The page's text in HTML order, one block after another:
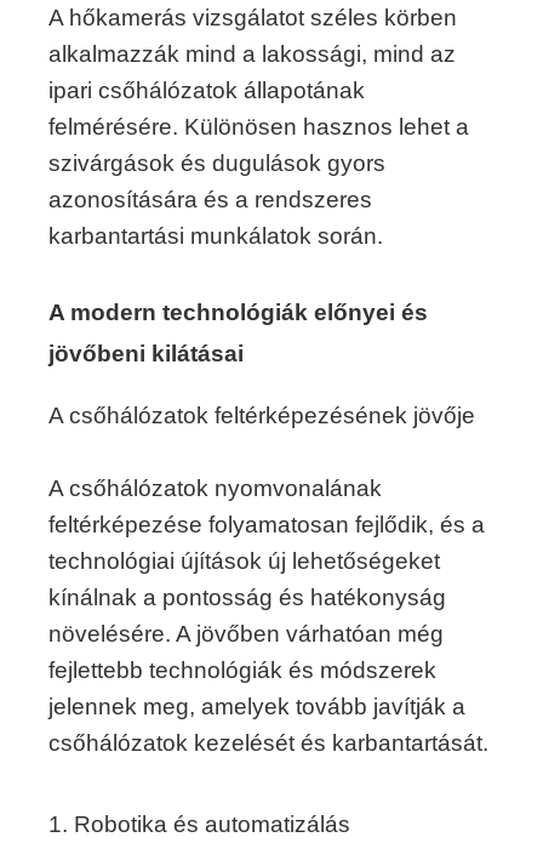
A hőkamerás vizsgálatot széles körben
alkalmazzák mind a lakossági, mind az
ipari csőhálózatok állapotának
felmérésére. Különösen hasznos lehet a
szivárgások és dugulások gyors
azonosítására és a rendszeres
karbantartási munkálatok során.
A modern technológiák előnyei és
jövőbeni kilátásai
A csőhálózatok feltérképezésének jövője
A csőhálózatok nyomvonalának
feltérképezése folyamatosan fejlődik, és a
technológiai újítások új lehetőségeket
kínálnak a pontosság és hatékonyság
növelésére. A jövőben várhatóan még
fejlettebb technológiák és módszerek
jelennek meg, amelyek tovább javítják a
csőhálózatok kezelését és karbantartását.
1. Robotika és automatizálás